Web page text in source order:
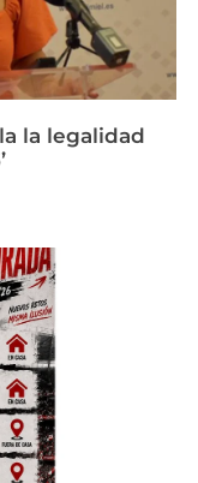
la legalidad